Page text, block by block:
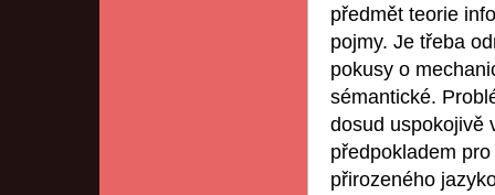
předmět teorie
pojmy. Je třeba
pokusy o
sémantické.
dosud uspokojivě
předpokladem
přirozeného